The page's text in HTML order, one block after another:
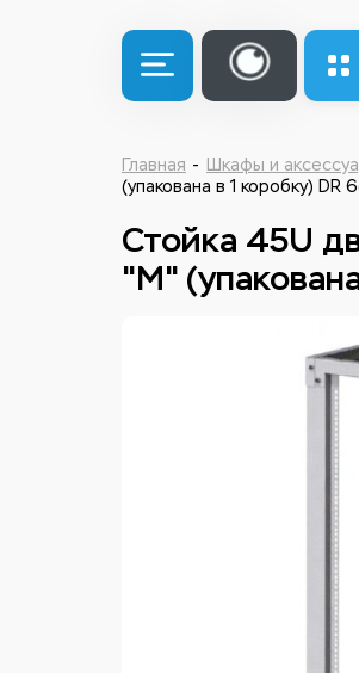
Главная Шкафы и
(упакована в 1 коробку)
Стойка 45U
"М"